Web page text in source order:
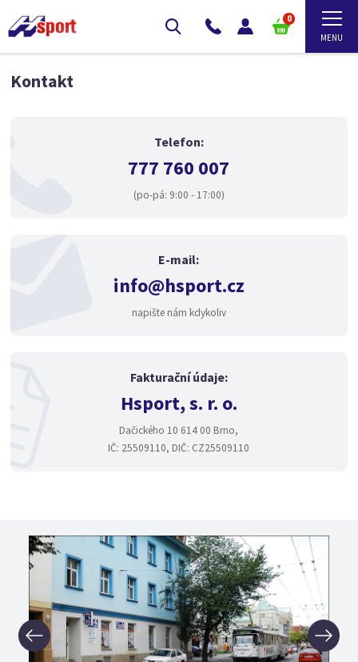
0
Kontakt
Telefon:
777 760 007
(po-pá: 9:00 - 17:00)
E-mail:
info@hsport.cz
napište nám kdykoliv
Fakturační údaje:
Hsport, s. r. o.
Dačického 10 614 00 Brno,
IČ: 25509110, DIČ: CZ25509110